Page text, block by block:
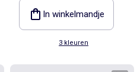
In winkelmandje
3 kleuren